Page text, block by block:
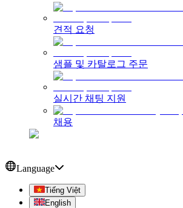
견적 요청
샘플 및 카탈로그 주문
실시간 채팅 지원
채용
Language
Tiếng Việt
English